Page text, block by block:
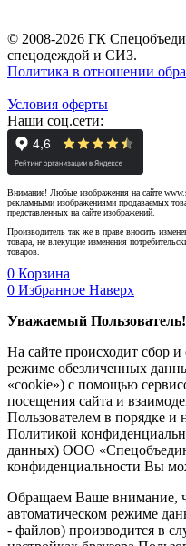
© 2008-2026 ГК
спецодеждой и СИЗ.
Политика в отношении
Условия оферты
Наши соц.сети:
Внимание! Любые изображения на сайте
рекламными изображениями продаваемых
представленных на сайте изображений.
Производитель так же в праве вносить
товара, не влекущие изменения
товаров.
0 Корзина
0 Избранное Наверх
Уважаемый Пользователь!
На сайте происходит сбор и
режиме обезличенных
«cookie») с помощью
посещения сайта и
Пользователем в порядке и
Политикой
данных) ООО
конфиденциальности Вы
Обращаем Ваше внимание,
автоматическом режиме
- файлов) производится в